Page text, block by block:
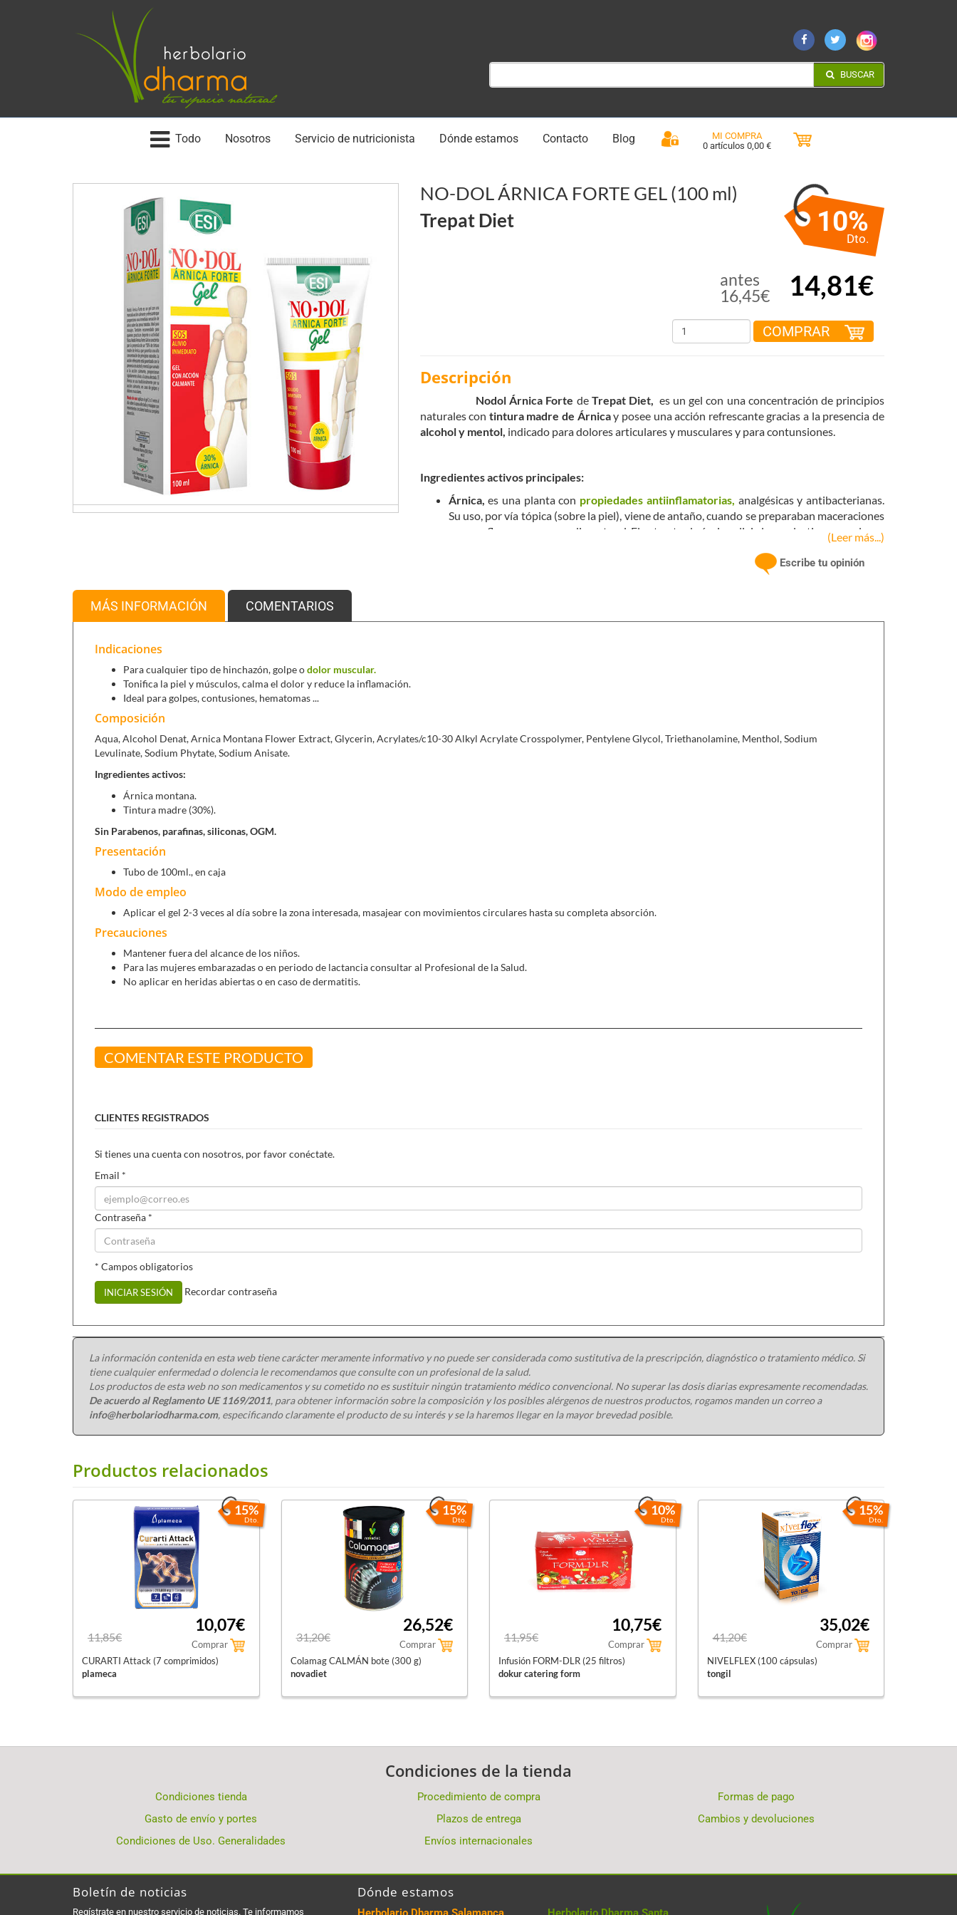
BUSCAR
Todo Nosotros Servicio de nutricionista Dónde estamos Contacto Blog
MI COMPRA
0 artículos 0,00 €
NO-DOL ÁRNICA FORTE GEL (100 ml)
Trepat Diet
10%
Dto.
antes
16,45€
14,81€
COMPRAR
Descripción
Nodol Árnica Forte de Trepat Diet, es un gel con una concentración de principios
naturales con tintura madre de Árnicay posee una acción refrescante gracias a la presencia de
alcohol y mentol, indicado para dolores articulares y musculares y para contunsiones.
Ingredientes activos principales:
Árnica,es una planta con propiedades antiinflamatorias, analgésicas y antibacterianas.
Su uso, por vía tópica (sobre la piel), viene de antaño, cuando se preparaban maceraciones
con sus flores como remedio natural. El extracto de árnica alivia las molestias musculares,
los pequeños hematomas y contusiones, y es útil para ayudar a la recuperación muscular y
articular tras la realización de ejercicio físico. También ejerce una función antiséptica sobre
Colamag calmán (300 g),como aporte decolágeno, acido hialurónico y magnesio en el
(Leer más...)
Escribe tu opinión
MÁS INFORMACIÓN COMENTARIOS
Indicaciones
Para cualquier tipo de hinchazón, golpe odolor muscular.
Tonifica la piel y músculos, calma el dolor y reduce la inflamación.
Ideal para golpes, contusiones, hematomas ...
Composición
Aqua, Alcohol Denat, Arnica Montana Flower Extract, Glycerin, Acrylates/c10-30 Alkyl Acrylate Crosspolymer, Pentylene Glycol, Triethanolamine, Menthol, Sodium
Levulinate, Sodium Phytate, Sodium Anisate.
Ingredientes activos:
Árnica montana.
Tintura madre (30%).
Sin Parabenos, parafinas, siliconas, OGM.
Presentación
Tubo de 100ml., en caja
Modo de empleo
Aplicar el gel 2-3 veces al día sobre la zona interesada, masajear con movimientos circulares hasta su completa absorción.
Precauciones
Mantener fuera del alcance de los niños.
Para las mujeres embarazadas o en periodo de lactancia consultar al Profesional de la Salud.
No aplicar en heridas abiertas o en caso de dermatitis.
COMENTAR ESTE PRODUCTO
CLIENTES REGISTRADOS
Si tienes una cuenta con nosotros, por favor conéctate.
Email *
Contraseña *
* Campos obligatorios
INICIAR SESIÓN Recordar contraseña
La información contenida en esta web tiene carácter meramente informativo y no puede ser considerada como sustitutiva de la prescripción, diagnóstico o tratamiento médico. Si
tiene cualquier enfermedad o dolencia le recomendamos que consulte con un profesional de la salud.
Los productos de esta web no son medicamentos y su cometido no es sustituir ningún tratamiento médico convencional. No superar las dosis diarias expresamente recomendadas.
De acuerdo al Reglamento UE 1169/2011, para obtener información sobre la composición y los posibles alérgenos de nuestros productos, rogamos manden un correo a
info@herbolariodharma.com, especificando claramente el producto de su interés y se la haremos llegar en la mayor brevedad posible.
Productos relacionados
15%
Dto.
11,85€
10,07€
Comprar
CURARTI Attack (7 comprimidos)
plameca
15%
Dto.
31,20€
26,52€
Comprar
Colamag CALMÁN bote (300 g)
novadiet
10%
Dto.
11,95€
10,75€
Comprar
Infusión FORM-DLR (25 filtros)
dokur catering form
15%
Dto.
41,20€
35,02€
Comprar
NIVELFLEX (100 cápsulas)
tongil
Condiciones de la tienda
Condiciones tienda Procedimiento de compra
Formas de pago
Gasto de envío y portes
Plazos de entrega
Cambios y devoluciones
Condiciones de Uso. Generalidades
Envíos internacionales
Boletín de noticias
Regístrate en nuestro servicio de noticias. Te informamos
Dónde estamos